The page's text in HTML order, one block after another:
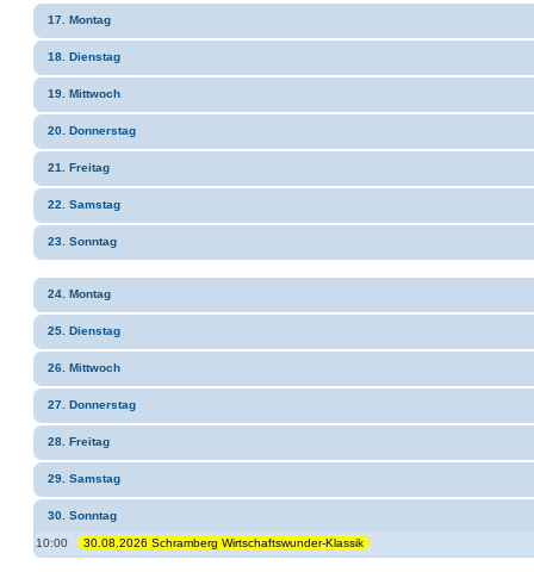
17. Montag
18. Dienstag
19. Mittwoch
20. Donnerstag
21. Freitag
22. Samstag
23. Sonntag
24. Montag
25. Dienstag
26. Mittwoch
27. Donnerstag
28. Freitag
29. Samstag
30. Sonntag
10:00 30.08.2026 Schramberg Wirtschaftswunder-Klassik